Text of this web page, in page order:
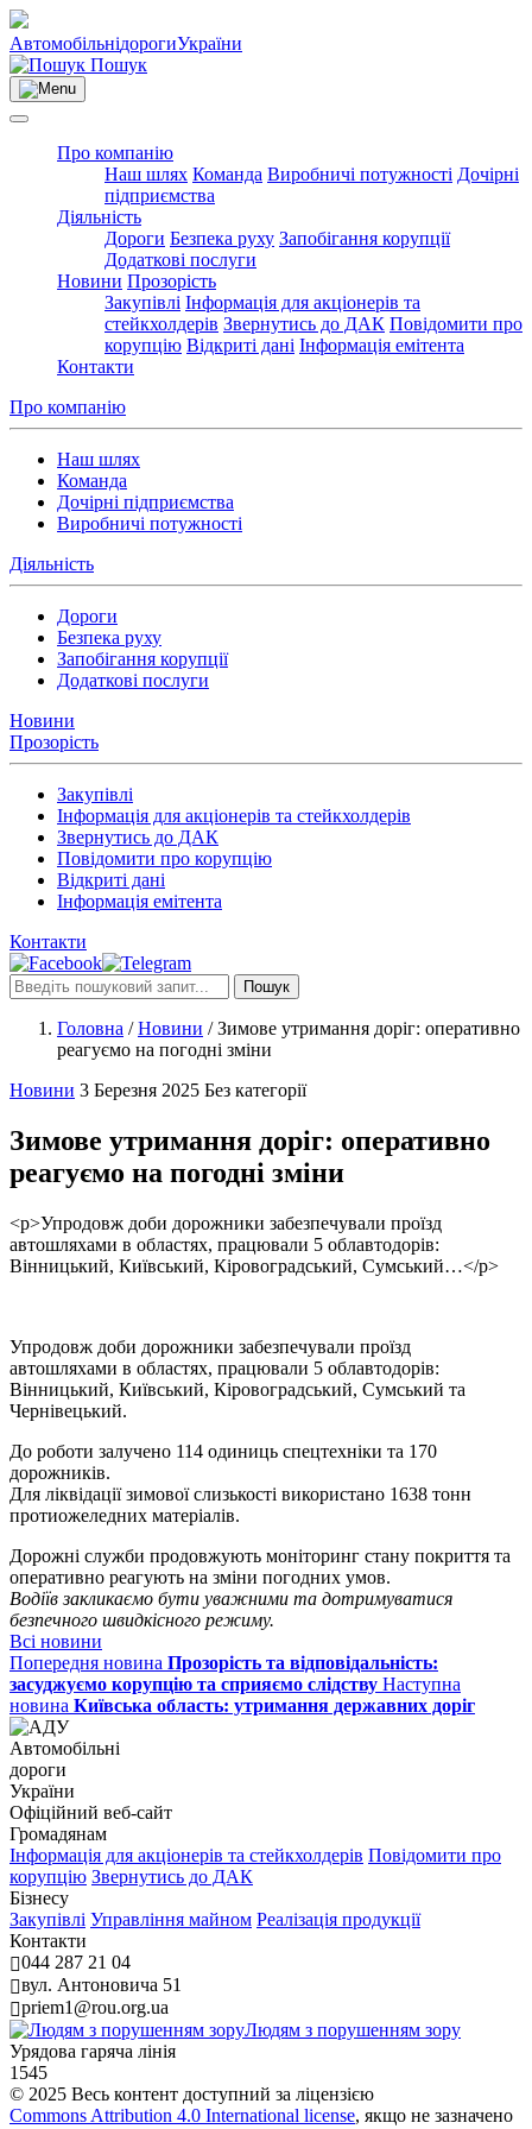
АвтомобільнідорогиУкраїни
Пошук
Про компанію
Наш шлях Команда Виробничі потужності Дочірні
підприємства
Діяльність
Дороги Безпека руху Запобігання корупції
Додаткові послуги
Новини Прозорість
Закупівлі Інформація для акціонерів та
стейкхолдерів Звернутись до ДАК Повідомити про
корупцію Відкриті дані Інформація емітента
Контакти
Про компанію
Наш шлях
Команда
Дочірні підприємства
Виробничі потужності
Діяльність
Дороги
Безпека руху
Запобігання корупції
Додаткові послуги
Новини
Прозорість
Закупівлі
Інформація для акціонерів та стейкхолдерів
Звернутись до ДАК
Повідомити про корупцію
Відкриті дані
Інформація емітента
Контакти
Пошук
Головна /Новини /Зимове утримання доріг: оперативно
реагуємо на погодні зміни
Новини 3 Березня 2025 Без категорії
Зимове утримання доріг: оперативно
реагуємо на погодні зміни
<p>Упродовж доби дорожники забезпечували проїзд
автошляхами в областях, працювали 5 облавтодорів:
Вінницький, Київський, Кіровоградський, Сумський…</p>
Упродовж доби дорожники забезпечували проїзд
автошляхами в областях, працювали 5 облавтодорів:
Вінницький, Київський, Кіровоградський, Сумський та
Чернівецький.
До роботи залучено 114 одиниць спецтехніки та 170
дорожників.
Для ліквідації зимової слизькості використано 1638 тонн
протиожеледних матеріалів.
Дорожні служби продовжують моніторинг стану покриття та
оперативно реагують на зміни погодних умов.
Водіїв закликаємо бути уважними та дотримуватися
безпечного швидкісного режиму.
Всі новини
Попередня новина Прозорість та відповідальність:
засуджуємо корупцію та сприяємо слідству Наступна
новина Київська область: утримання державних доріг
Автомобільні
дороги
України
Офіційний веб‑сайт
Громадянам
Інформація для акціонерів та стейкхолдерів Повідомити про
корупцію Звернутись до ДАК
Бізнесу
Закупівлі Управління майном Реалізація продукції
Контакти
044 287 21 04
вул. Антоновича 51
priem1@rou.org.ua
Людям з порушенням зору
Урядова гаряча лінія
1545
© 2025 Весь контент доступний за ліцензією
Commons Attribution 4.0 International license, якщо не зазначено